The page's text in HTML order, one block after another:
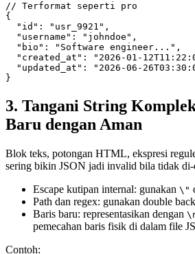
// Terformat seperti pro
{
  "id": "usr_9921",
  "username": "johndoe",
  "bio": "Software engineer...",
"created_at": "2026-01-
"updated_at": "2026-06-
3. Tangani String
Baru dengan Aman
Blok teks, potongan HTML, ekspresi
sering bikin JSON jadi invalid bila tidak di-
Escape kutipan internal: gunakan \"
Path dan regex: gunakan double
Baris baru: representasikan dengan
pemecahan baris fisik di dalam file
Contoh: